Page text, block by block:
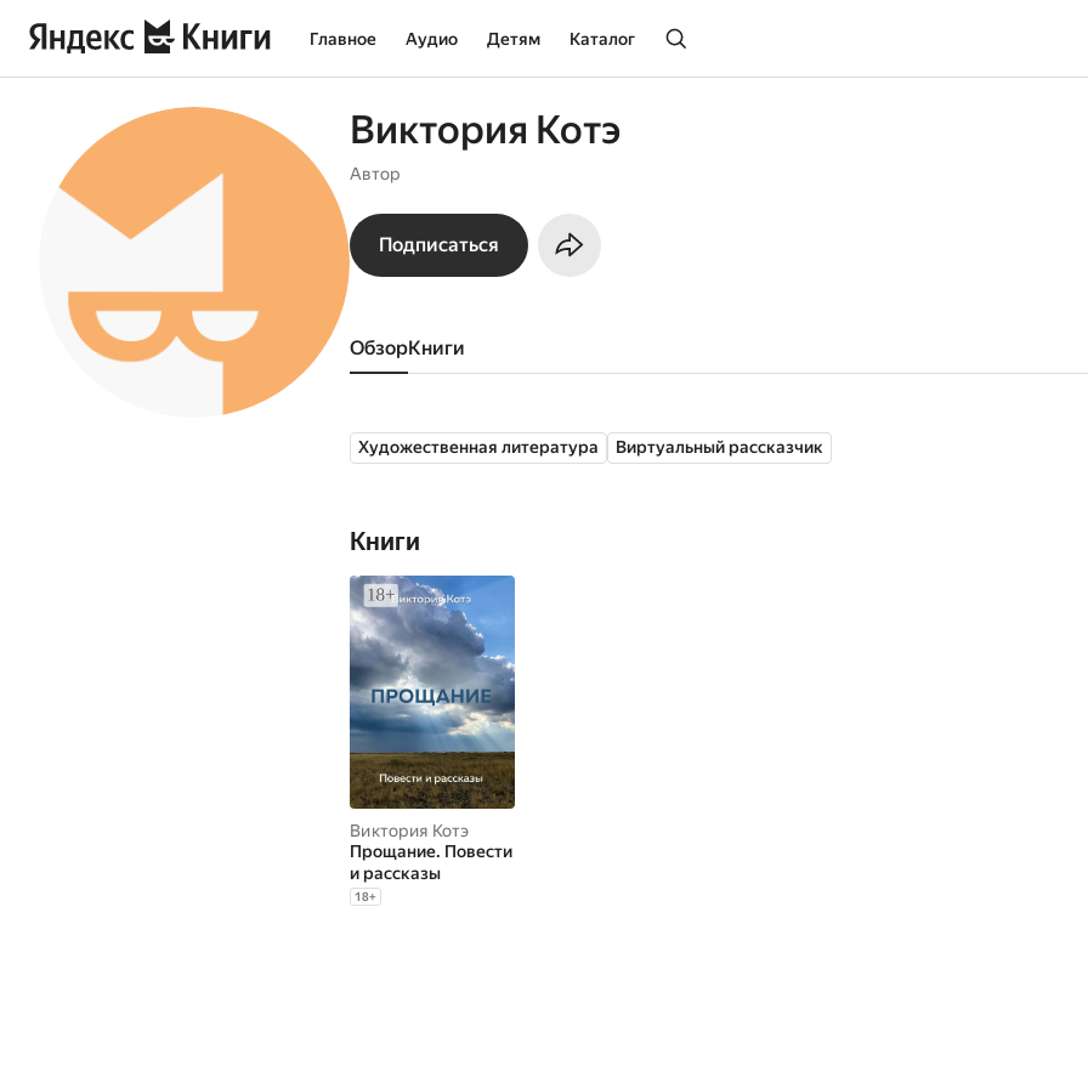
Главное Аудио Детям Каталог
Виктория Котэ
Автор
Подписаться
Обзор книги
Художественная литература Виртуальный рассказчик
Книги
Виктория Котэ
Прощание. Повести
и рассказы
18+